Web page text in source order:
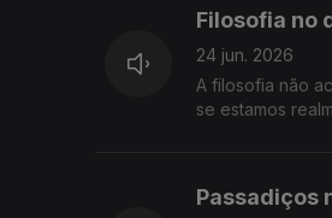
Filosofia no
24 jun. 2026
A filosofia não
se estamos
Passadiços